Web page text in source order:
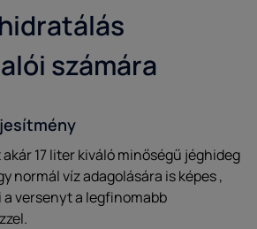
számára
17 liter kiváló minőségű jéghideg
normál víz adagolására is képes ,
a versenyt a legfinomabb